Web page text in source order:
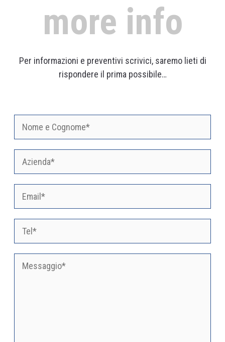
more info
Per informazioni e preventivi scrivici, saremo lieti di
rispondere il prima possibile…